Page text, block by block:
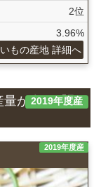
2位
3.96%
もの産地 詳細へ
2019年度産
量が多い『野
2019年度産